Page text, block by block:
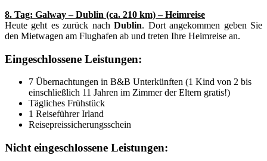
8. Tag: Galway – Dublin (ca. 210 km) – Heimreise
Heute geht es zurück nachDublin. Dort angekommen geben Sie
den Mietwagen am Flughafen ab und treten Ihre Heimreise an.
Eingeschlossene Leistungen:
7 Übernachtungen in B&B Unterkünften (1 Kind von 2 bis
einschließlich 11 Jahren im Zimmer der Eltern gratis!)
Tägliches Frühstück
1 Reiseführer Irland
Reisepreissicherungsschein
Nicht eingeschlossene Leistungen: